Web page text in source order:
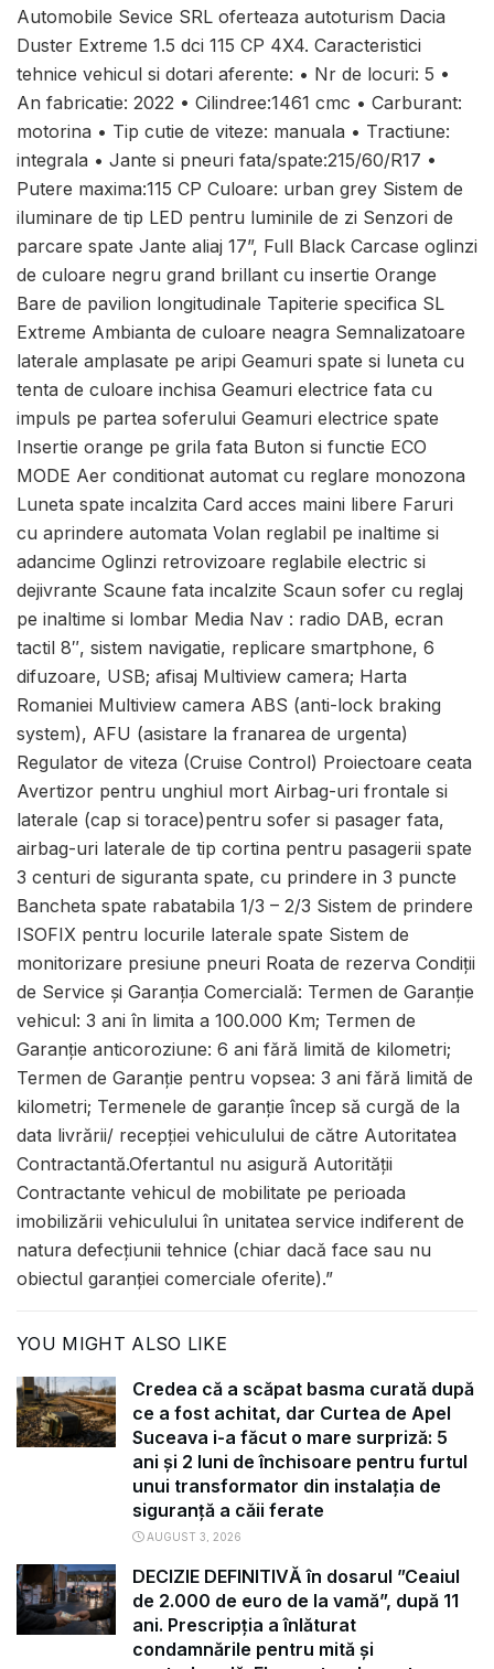
Automobile Sevice SRL oferteaza autoturism Dacia
Duster Extreme 1.5 dci 115 CP 4X4. Caracteristici
tehnice vehicul si dotari aferente: • Nr de locuri: 5 •
An fabricatie: 2022 • Cilindree:1461 cmc • Carburant:
motorina • Tip cutie de viteze: manuala • Tractiune:
integrala • Jante si pneuri fata/spate:215/60/R17 •
Putere maxima:115 CP Culoare: urban grey Sistem de
iluminare de tip LED pentru luminile de zi Senzori de
parcare spate Jante aliaj 17”, Full Black Carcase oglinzi
de culoare negru grand brillant cu insertie Orange
Bare de pavilion longitudinale Tapiterie specifica SL
Extreme Ambianta de culoare neagra Semnalizatoare
laterale amplasate pe aripi Geamuri spate si luneta cu
tenta de culoare inchisa Geamuri electrice fata cu
impuls pe partea soferului Geamuri electrice spate
Insertie orange pe grila fata Buton si functie ECO
MODE Aer conditionat automat cu reglare monozona
Luneta spate incalzita Card acces maini libere Faruri
cu aprindere automata Volan reglabil pe inaltime si
adancime Oglinzi retrovizoare reglabile electric si
dejivrante Scaune fata incalzite Scaun sofer cu reglaj
pe inaltime si lombar Media Nav : radio DAB, ecran
tactil 8″, sistem navigatie, replicare smartphone, 6
difuzoare, USB; afisaj Multiview camera; Harta
Romaniei Multiview camera ABS (anti-lock braking
system), AFU (asistare la franarea de urgenta)
Regulator de viteza (Cruise Control) Proiectoare ceata
Avertizor pentru unghiul mort Airbag-uri frontale si
laterale (cap si torace)pentru sofer si pasager fata,
airbag-uri laterale de tip cortina pentru pasagerii spate
3 centuri de siguranta spate, cu prindere in 3 puncte
Bancheta spate rabatabila 1/3 – 2/3 Sistem de prindere
ISOFIX pentru locurile laterale spate Sistem de
monitorizare presiune pneuri Roata de rezerva Condiţii
de Service şi Garanţia Comercială: Termen de Garanţie
vehicul: 3 ani în limita a 100.000 Km; Termen de
Garanție anticoroziune: 6 ani fără limită de kilometri;
Termen de Garanție pentru vopsea: 3 ani fără limită de
kilometri; Termenele de garanţie încep să curgă de la
data livrării/ recepţiei vehiculului de către Autoritatea
Contractantă.Ofertantul nu asigură Autorităţii
Contractante vehicul de mobilitate pe perioada
imobilizării vehiculului în unitatea service indiferent de
natura defecţiunii tehnice (chiar dacă face sau nu
obiectul garanţiei comerciale oferite).”
YOU MIGHT ALSO LIKE
Credea că a scăpat basma curată după
ce a fost achitat, dar Curtea de Apel
Suceava i-a făcut o mare surpriză: 5
ani și 2 luni de închisoare pentru furtul
unui transformator din instalația de
siguranță a căii ferate
AUGUST 3, 2026
DECIZIE DEFINITIVĂ în dosarul ”Ceaiul
de 2.000 de euro de la vamă”, după 11
ani. Prescripția a înlăturat
condamnările pentru mită și